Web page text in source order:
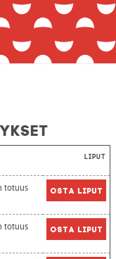
Liput
totuus Osta liput
totuus Osta liput